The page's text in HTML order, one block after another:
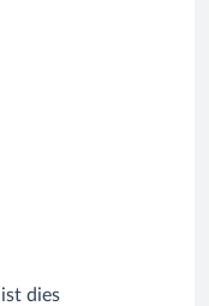
dies